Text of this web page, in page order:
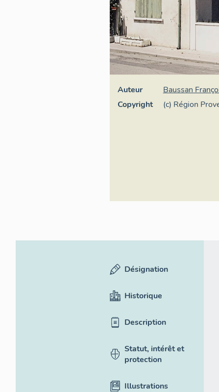
Auteur
Baussan
Copyright
(c) Région
Désignation
Historique
Description
Statut, intérêt et
protection
Illustrations